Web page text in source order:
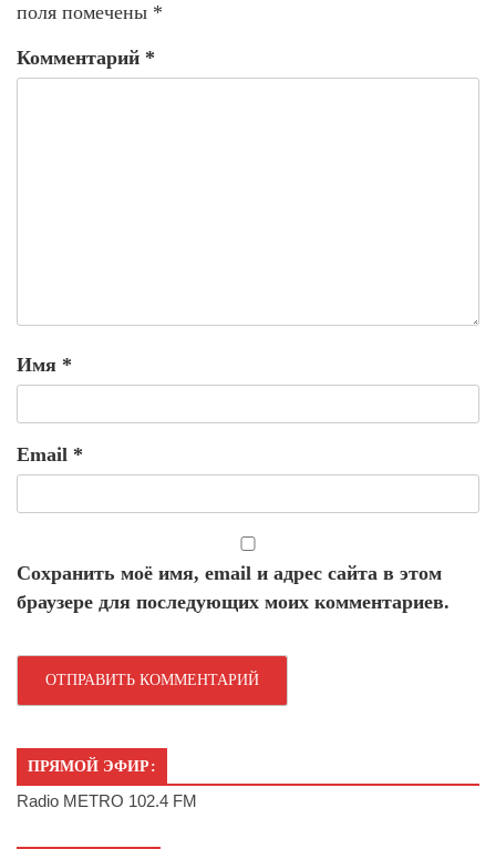
поля помечены *
Комментарий *
Имя *
Email *
Сохранить моё имя, email и адрес сайта в этом
браузере для последующих моих комментариев.
ПРЯМОЙ ЭФИР:
Radio METRO 102.4 FM